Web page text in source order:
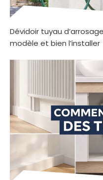
Dévidoir tuyau
modèle et bien l’installer